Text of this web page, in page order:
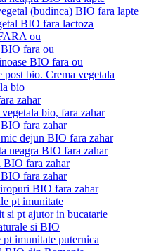
(budinca) BIO fara lapte
BIO fara lactoza
ou
fara ou
BIO fara ou
post bio. Crema vegetala
bio
zahar
bio, fara zahar
fara zahar
dejun BIO fara zahar
neagra BIO fara zahar
fara zahar
fara zahar
BIO fara zahar
pt imunitate
si pt ajutor in bucatarie
si BIO
imunitate puternica